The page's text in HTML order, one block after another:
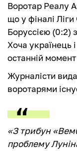
Воротар Реалу
що у фіналі
Боруссією (0:2)
Хоча українець
останній
Журналісти
воротарями
«З трибун
проблему